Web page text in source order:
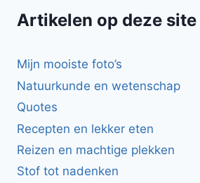
Artikelen op deze site
Mijn mooiste foto’s
Natuurkunde en wetenschap
Quotes
Recepten en lekker eten
Reizen en machtige plekken
Stof tot nadenken